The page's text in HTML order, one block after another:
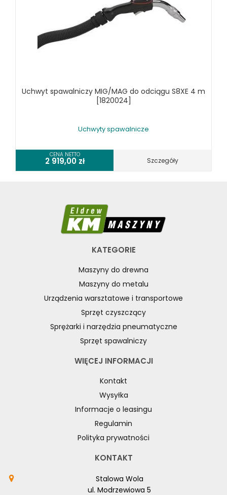
Uchwyt spawalniczy MIG/MAG do odciągu S8XE 4 m
[1820024]
Uchwyty spawalnicze
CENA NETTO
2 919,00 zł Szczegóły
KATEGORIE
Maszyny do drewna
Maszyny do metalu
Urządzenia warsztatowe i transportowe
Sprzęt czyszczący
Sprężarki i narzędzia pneumatyczne
Sprzęt spawalniczy
WIĘCEJ INFORMACJI
Kontakt
Wysyłka
Informacje o leasingu
Regulamin
Polityka prywatności
KONTAKT
Stalowa Wola
ul. Modrzewiowa 5